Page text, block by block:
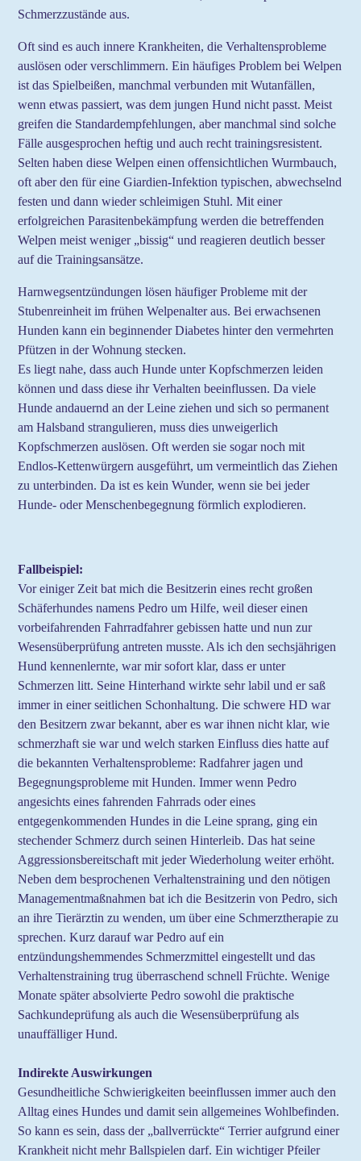
Schmerzzustände aus.
Oft sind es auch innere Krankheiten, die Verhaltensprobleme
auslösen oder verschlimmern. Ein häufiges Problem bei Welpen
ist das Spielbeißen, manchmal verbunden mit Wutanfällen,
wenn etwas passiert, was dem jungen Hund nicht passt. Meist
greifen die Standardempfehlungen, aber manchmal sind solche
Fälle ausgesprochen heftig und auch recht trainingsresistent.
Selten haben diese Welpen einen offensichtlichen Wurmbauch,
oft aber den für eine Giardien-Infektion typischen, abwechselnd
festen und dann wieder schleimigen Stuhl. Mit einer
erfolgreichen Parasitenbekämpfung werden die betreffenden
Welpen meist weniger „bissig“ und reagieren deutlich besser
auf die Trainingsansätze.
Harnwegsentzündungen lösen häufiger Probleme mit der
Stubenreinheit im frühen Welpenalter aus. Bei erwachsenen
Hunden kann ein beginnender Diabetes hinter den vermehrten
Pfützen in der Wohnung stecken.
Es liegt nahe, dass auch Hunde unter Kopfschmerzen leiden
können und dass diese ihr Verhalten beeinflussen. Da viele
Hunde andauernd an der Leine ziehen und sich so permanent
am Halsband strangulieren, muss dies unweigerlich
Kopfschmerzen auslösen. Oft werden sie sogar noch mit
Endlos-Kettenwürgern ausgeführt, um vermeintlich das Ziehen
zu unterbinden. Da ist es kein Wunder, wenn sie bei jeder
Hunde- oder Menschenbegegnung förmlich explodieren.
Fallbeispiel:
Vor einiger Zeit bat mich die Besitzerin eines recht großen
Schäferhundes namens Pedro um Hilfe, weil dieser einen
vorbeifahrenden Fahrradfahrer gebissen hatte und nun zur
Wesensüberprüfung antreten musste. Als ich den sechsjährigen
Hund kennenlernte, war mir sofort klar, dass er unter
Schmerzen litt. Seine Hinterhand wirkte sehr labil und er saß
immer in einer seitlichen Schonhaltung. Die schwere HD war
den Besitzern zwar bekannt, aber es war ihnen nicht klar, wie
schmerzhaft sie war und welch starken Einfluss dies hatte auf
die bekannten Verhaltensprobleme: Radfahrer jagen und
Begegnungsprobleme mit Hunden. Immer wenn Pedro
angesichts eines fahrenden Fahrrads oder eines
entgegenkommenden Hundes in die Leine sprang, ging ein
stechender Schmerz durch seinen Hinterleib. Das hat seine
Aggressionsbereitschaft mit jeder Wiederholung weiter erhöht.
Neben dem besprochenen Verhaltenstraining und den nötigen
Managementmaßnahmen bat ich die Besitzerin von Pedro, sich
an ihre Tierärztin zu wenden, um über eine Schmerztherapie zu
sprechen. Kurz darauf war Pedro auf ein
entzündungshemmendes Schmerzmittel eingestellt und das
Verhaltenstraining trug überraschend schnell Früchte. Wenige
Monate später absolvierte Pedro sowohl die praktische
Sachkundeprüfung als auch die Wesensüberprüfung als
unauffälliger Hund.
Indirekte Auswirkungen
Gesundheitliche Schwierigkeiten beeinflussen immer auch den
Alltag eines Hundes und damit sein allgemeines Wohlbefinden.
So kann es sein, dass der „ballverrückte“ Terrier aufgrund einer
Krankheit nicht mehr Ballspielen darf. Ein wichtiger Pfeiler